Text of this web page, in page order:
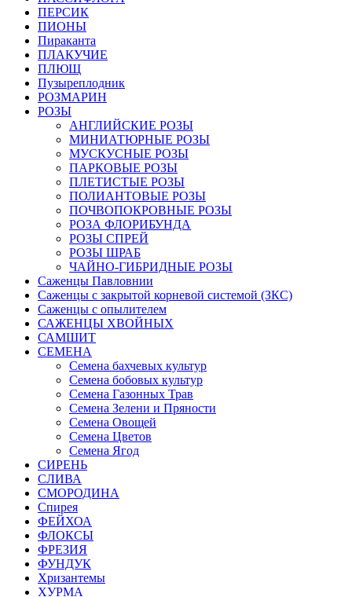
ПЕРСИК
ПИОНЫ
Пираканта
ПЛАКУЧИЕ
ПЛЮЩ
Пузыреплодник
РОЗМАРИН
РОЗЫ
АНГЛИЙСКИЕ РОЗЫ
МИНИАТЮРНЫЕ РОЗЫ
МУСКУСНЫЕ РОЗЫ
ПАРКОВЫЕ РОЗЫ
ПЛЕТИСТЫЕ РОЗЫ
ПОЛИАНТОВЫЕ РОЗЫ
ПОЧВОПОКРОВНЫЕ РОЗЫ
РОЗА ФЛОРИБУНДА
РОЗЫ СПРЕЙ
РОЗЫ ШРАБ
ЧАЙНО-ГИБРИДНЫЕ РОЗЫ
Саженцы Павловнии
Саженцы с закрытой корневой системой (ЗКС)
Саженцы с опылителем
САЖЕНЦЫ ХВОЙНЫХ
САМШИТ
СЕМЕНА
Семена бахчевых культур
Семена бобовых культур
Семена Газонных Трав
Семена Зелени и Пряности
Семена Овощей
Семена Цветов
Семена Ягод
СИРЕНЬ
СЛИВА
СМОРОДИНА
Спирея
ФЕЙХОА
ФЛОКСЫ
ФРЕЗИЯ
ФУНДУК
Хризантемы
ХУРМА